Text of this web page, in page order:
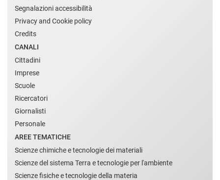
Segnalazioni accessibilità
Privacy and Cookie policy
Credits
CANALI
Cittadini
Imprese
Scuole
Ricercatori
Giornalisti
Personale
AREE TEMATICHE
Scienze chimiche e tecnologie dei materiali
Scienze del sistema Terra e tecnologie per l'ambiente
Scienze fisiche e tecnologie della materia